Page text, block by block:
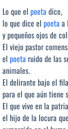
Lo que el poeta dice,
lo que dice el poeta a
y pequeños ojos de
El viejo pastor
el poeta ruido de las
animales.
El delirante bajo el
para el que aún tiene
El que vive en la
el hijo de la locura